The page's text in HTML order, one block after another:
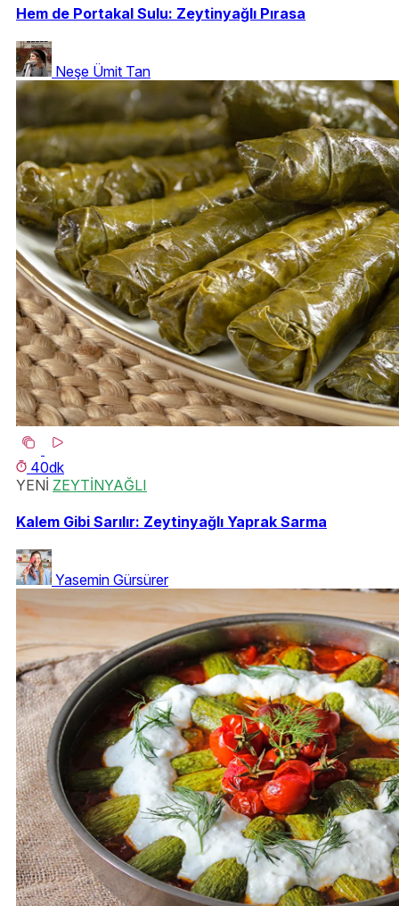
Hem de Portakal Sulu: Zeytinyağlı Pırasa
Neşe Ümit Tan
40dk
YENİ ZEYTİNYAĞLI
Kalem Gibi Sarılır: Zeytinyağlı Yaprak Sarma
Yasemin Gürsürer